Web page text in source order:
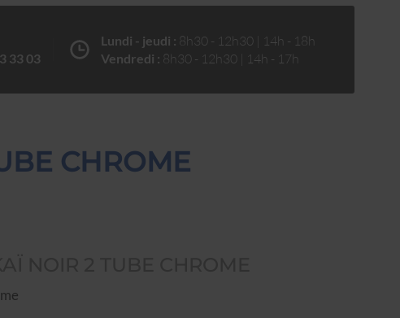
33 03
Lundi - jeudi : 8h30 - 12h30 | 14h - 18h
Vendredi : 8h30 - 12h30 | 14h - 17h
CHROME